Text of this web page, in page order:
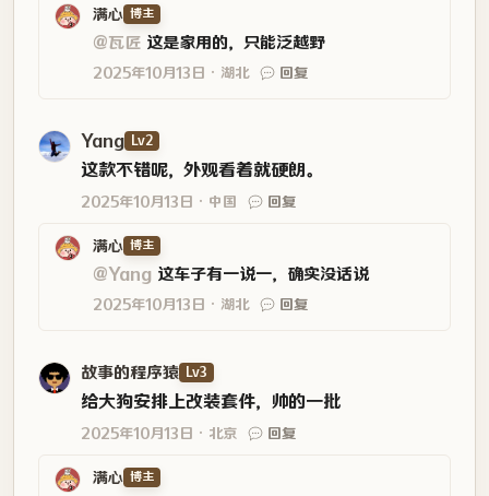
满心 博主
@瓦匠 这是家用的，只能泛越野
2025年10月13日 湖北 回复
Yang Lv2
这款不错呢，外观看着就硬朗。
2025年10月13日 中国 回复
满心 博主
@Yang 这车子有一说一，确实没话说
2025年10月13日 湖北 回复
故事的程序猿 Lv3
给大狗安排上改装套件，帅的一批
2025年10月13日 北京 回复
满心 博主